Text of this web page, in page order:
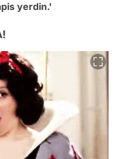
yerdin.'